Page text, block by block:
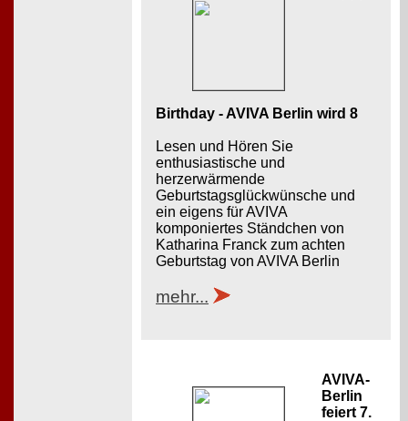
Birthday - AVIVA Berlin wird 8
Lesen und Hören Sie
enthusiastische und
herzerwärmende
Geburtstagsglückwünsche und
ein eigens für AVIVA
komponiertes Ständchen von
Katharina Franck zum achten
Geburtstag von AVIVA Berlin
mehr...
AVIVA-
Berlin
feiert 7.